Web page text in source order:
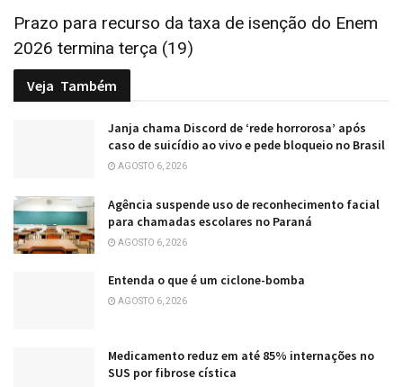
Prazo para recurso da taxa de isenção do Enem
2026 termina terça (19)
Veja Também
Janja chama Discord de ‘rede horrorosa’ após
caso de suicídio ao vivo e pede bloqueio no Brasil
AGOSTO 6, 2026
Agência suspende uso de reconhecimento facial
para chamadas escolares no Paraná
AGOSTO 6, 2026
Entenda o que é um ciclone-bomba
AGOSTO 6, 2026
Medicamento reduz em até 85% internações no
SUS por fibrose cística